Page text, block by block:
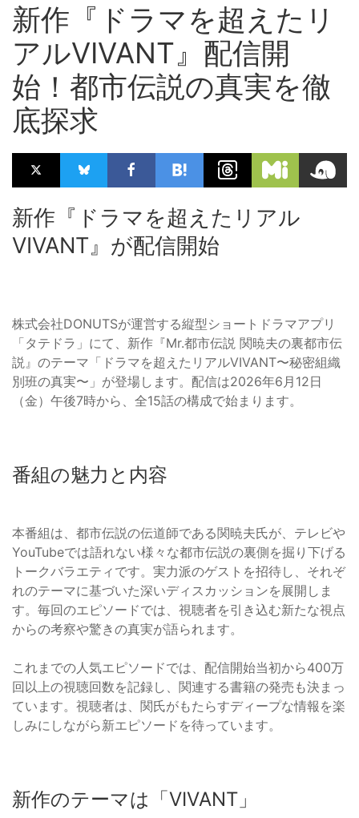
新作『ドラマを超えたリ
アルVIVANT』配信開
始！都市伝説の真実を徹
底探求
新作『ドラマを超えたリアル
VIVANT』が配信開始
株式会社DONUTSが運営する縦型ショートドラマアプリ
「タテドラ」にて、新作『Mr.都市伝説 関暁夫の裏都市伝
説』のテーマ「ドラマを超えたリアルVIVANT〜秘密組織
別班の真実〜」が登場します。配信は2026年6月12日
（金）午後7時から、全15話の構成で始まります。
番組の魅力と内容
本番組は、都市伝説の伝道師である関暁夫氏が、テレビや
YouTubeでは語れない様々な都市伝説の裏側を掘り下げる
トークバラエティです。実力派のゲストを招待し、それぞ
れのテーマに基づいた深いディスカッションを展開しま
す。毎回のエピソードでは、視聴者を引き込む新たな視点
からの考察や驚きの真実が語られます。
これまでの人気エピソードでは、配信開始当初から400万
回以上の視聴回数を記録し、関連する書籍の発売も決まっ
ています。視聴者は、関氏がもたらすディープな情報を楽
しみにしながら新エピソードを待っています。
新作のテーマは「VIVANT」